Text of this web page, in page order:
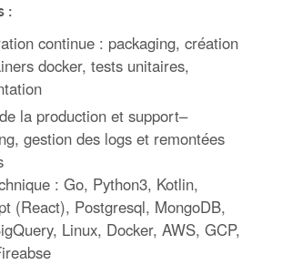
:
continue : packaging, création
docker, tests unitaires,
la production et support–
gestion des logs et remontées
: Go, Python3, Kotlin,
(React), Postgresql, MongoDB,
Linux, Docker, AWS, GCP,